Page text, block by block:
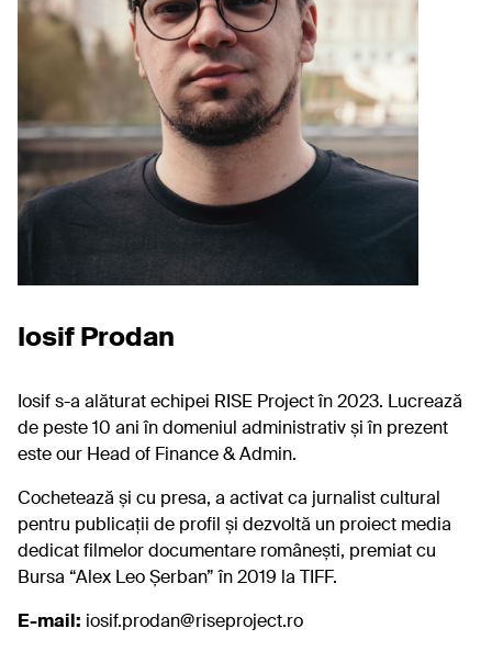
Iosif Prodan
Iosif s-a alăturat echipei RISE Project în 2023. Lucrează
de peste 10 ani în domeniul administrativ și în prezent
este our Head of Finance & Admin.
Cochetează și cu presa, a activat ca jurnalist cultural
pentru publicații de profil și dezvoltă un proiect media
dedicat filmelor documentare românești, premiat cu
Bursa “Alex Leo Șerban” în 2019 la TIFF.
E-mail: iosif.prodan@riseproject.ro